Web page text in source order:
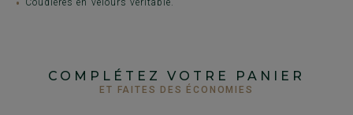
Coudières en velours véritable.
COMPLÉTEZ VOTRE PANIER
ET FAITES DES ÉCONOMIES